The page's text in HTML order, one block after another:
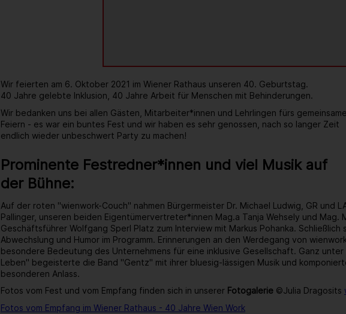
Wir feierten am 6. Oktober 2021 im Wiener Rathaus unseren 40. Geburtstag.
40 Jahre gelebte Inklusion, 40 Jahre Arbeit für Menschen mit Behinderungen.
Wir bedanken uns bei allen Gästen, Mitarbeiter*innen und Lehrlingen fürs gemeinsame
Feiern - es war ein buntes Fest und wir haben es sehr genossen, nach so langer Zeit
endlich wieder unbeschwert Party zu machen!
Prominente Festredner*innen und viel Musik auf
der Bühne:
Auf der roten "wienwork-Couch" nahmen Bürgermeister Dr. Michael Ludwig, GR und
Pallinger, unseren beiden Eigentümervertreter*innen Mag.a Tanja Wehsely und
Geschäftsführer Wolfgang Sperl Platz zum Interview mit Markus Pohanka.
Abwechslung und Humor im Programm. Erinnerungen an den Werdegang von
besondere Bedeutung des Unternehmens für eine inklusive Gesellschaft. Ganz
Leben" begeisterte die Band "Gentz" mit ihrer bluesig-lässigen Musik und
besonderen Anlass.
Fotos vom Fest und vom Empfang finden sich in unserer Fotogalerie ©Julia Dragosits
Fotos vom Empfang im Wiener Rathaus - 40 Jahre Wien Work